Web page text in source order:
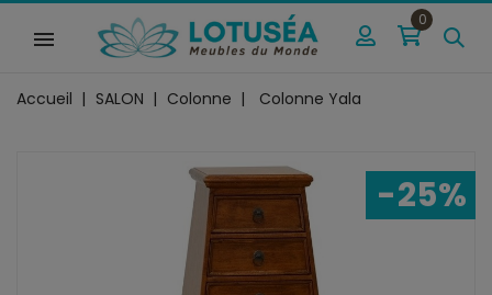
0
Accueil SALON Colonne Colonne Yala
-25%